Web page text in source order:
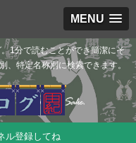
MENU
1分で読むことができ簡潔にそ
、特定名称別に検索できます。
ル登録してね